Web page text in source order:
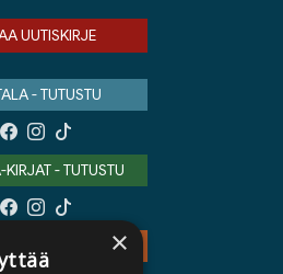
UUTISKIRJE
- TUTUSTU
- TUTUSTU
×